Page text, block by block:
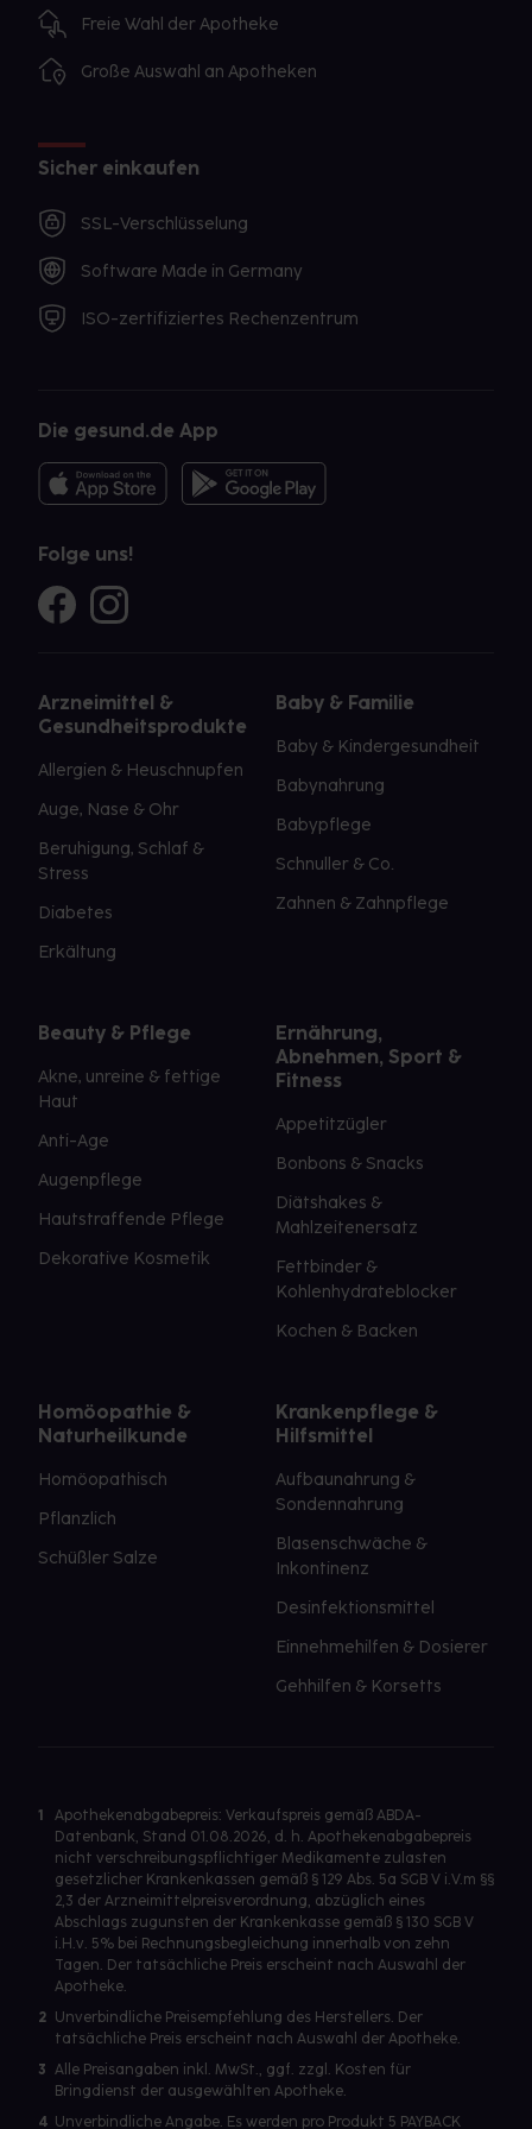
Freie Wahl der Apotheke
Große Auswahl an Apotheken
Sicher einkaufen
SSL-Verschlüsselung
Software Made in Germany
ISO-zertifiziertes Rechenzentrum
Die gesund.de App
Folge uns!
Arzneimittel &
Gesundheitsprodukte
Allergien & Heuschnupfen
Auge, Nase & Ohr
Beruhigung, Schlaf &
Stress
Diabetes
Erkältung
Baby & Familie
Baby & Kindergesundheit
Babynahrung
Babypflege
Schnuller & Co.
Zahnen & Zahnpflege
Beauty & Pflege
Akne, unreine & fettige
Haut
Anti-Age
Augenpflege
Hautstraffende Pflege
Dekorative Kosmetik
Ernährung,
Abnehmen, Sport &
Fitness
Appetitzügler
Bonbons & Snacks
Diätshakes &
Mahlzeitenersatz
Fettbinder &
Kohlenhydrateblocker
Kochen & Backen
Homöopathie &
Naturheilkunde
Homöopathisch
Pflanzlich
Schüßler Salze
Krankenpflege &
Hilfsmittel
Aufbaunahrung &
Sondennahrung
Blasenschwäche &
Inkontinenz
Desinfektionsmittel
Einnehmehilfen & Dosierer
Gehhilfen & Korsetts
1
Apothekenabgabepreis: Verkaufspreis gemäß ABDA-
Datenbank, Stand 01.08.2026, d. h. Apothekenabgabepreis
nicht verschreibungspflichtiger Medikamente zulasten
gesetzlicher Krankenkassen gemäß § 129 Abs. 5a SGB V i.V.m §§
2,3 der Arzneimittelpreisverordnung, abzüglich eines
Abschlags zugunsten der Krankenkasse gemäß § 130 SGB V
i.H.v. 5% bei Rechnungsbegleichung innerhalb von zehn
Tagen. Der tatsächliche Preis erscheint nach Auswahl der
Apotheke.
2 Unverbindliche Preisempfehlung des Herstellers. Der
tatsächliche Preis erscheint nach Auswahl der Apotheke.
3 Alle Preisangaben inkl. MwSt., ggf. zzgl. Kosten für
Bringdienst der ausgewählten Apotheke.
4 Unverbindliche Angabe. Es werden pro Produkt 5 PAYBACK